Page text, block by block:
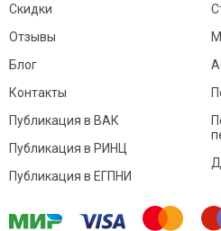
Скидки
Отзывы
Блог
Контакты
Публикация в ВАК
Публикация в РИНЦ
Публикация в ЕГПНИ